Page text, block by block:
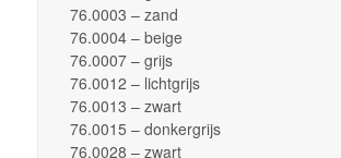
76.0003 – zand
76.0004 – beige
76.0007 – grijs
76.0012 – lichtgrijs
76.0013 – zwart
76.0015 – donkergrijs
76.0028 – zwart